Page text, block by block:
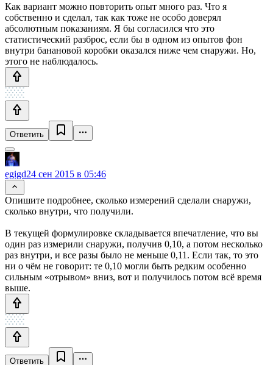
Как вариант можно повторить опыт много раз. Что я
собственно и сделал, так как тоже не особо доверял
абсолютным показаниям. Я бы согласился что это
статистический разброс, если бы в одном из опытов фон
внутри банановой коробки оказался ниже чем снаружи. Но,
этого не наблюдалось.
Ответить
egigd24 сен 2015 в 05:46
Опишите подробнее, сколько измерений сделали снаружи,
сколько внутри, что получили.
В текущей формулировке складывается впечатление, что вы
один раз измерили снаружи, получив 0,10, а потом несколько
раз внутри, и все разы было не меньше 0,11. Если так, то это
ни о чём не говорит: те 0,10 могли быть редким особенно
сильным «отрывом» вниз, вот и получилось потом всё время
выше.
Ответить